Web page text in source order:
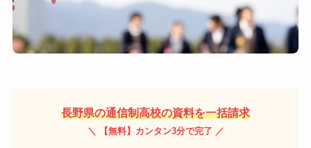
長野県の通信制高校の資料を一括請求
＼ 【無料】カンタン3分で完了 ／